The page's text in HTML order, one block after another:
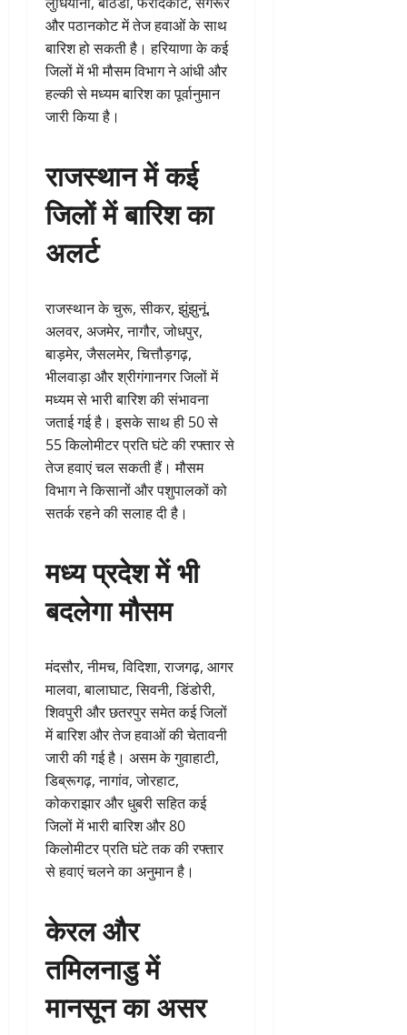
और पठानकोट में तेज हवाओं के साथ
बारिश हो सकती है। हरियाणा के कई
जिलों में भी मौसम विभाग ने आंधी और
हल्की से मध्यम बारिश का पूर्वानुमान
जारी किया है।
राजस्थान में कई
जिलों में बारिश का
अलर्ट
राजस्थान के चुरू, सीकर, झुंझुनूं,
अलवर, अजमेर, नागौर, जोधपुर,
बाड़मेर, जैसलमेर, चित्तौड़गढ़,
भीलवाड़ा और श्रीगंगानगर जिलों में
मध्यम से भारी बारिश की संभावना
जताई गई है। इसके साथ ही 50 से
55 किलोमीटर प्रति घंटे की रफ्तार से
तेज हवाएं चल सकती हैं। मौसम
विभाग ने किसानों और पशुपालकों को
सतर्क रहने की सलाह दी है।
मध्य प्रदेश में भी
बदलेगा मौसम
मंदसौर, नीमच, विदिशा, राजगढ़, आगर
मालवा, बालाघाट, सिवनी, डिंडोरी,
शिवपुरी और छतरपुर समेत कई जिलों
में बारिश और तेज हवाओं की चेतावनी
जारी की गई है। असम के गुवाहाटी,
डिब्रूगढ़, नागांव, जोरहाट,
कोकराझार और धुबरी सहित कई
जिलों में भारी बारिश और 80
किलोमीटर प्रति घंटे तक की रफ्तार
से हवाएं चलने का अनुमान है।
केरल और
तमिलनाडु में
मानसून का असर